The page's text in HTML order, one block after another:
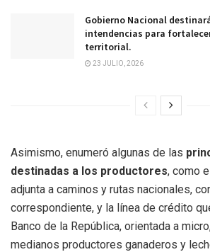
Gobierno Nacional
intendencias para
territorial.
23 JULIO, 2026
Asimismo, enumeró algunas de las
destinadas a los productores, como
adjunta a caminos y rutas nacionales,
correspondiente, y la línea de crédito
Banco de la República, orientada a
medianos productores ganaderos y